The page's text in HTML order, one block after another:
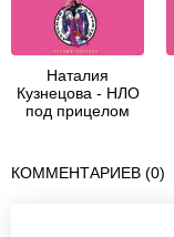
Наталия
Кузнецова - НЛО
под прицелом
КОММЕНТАРИЕВ (0)